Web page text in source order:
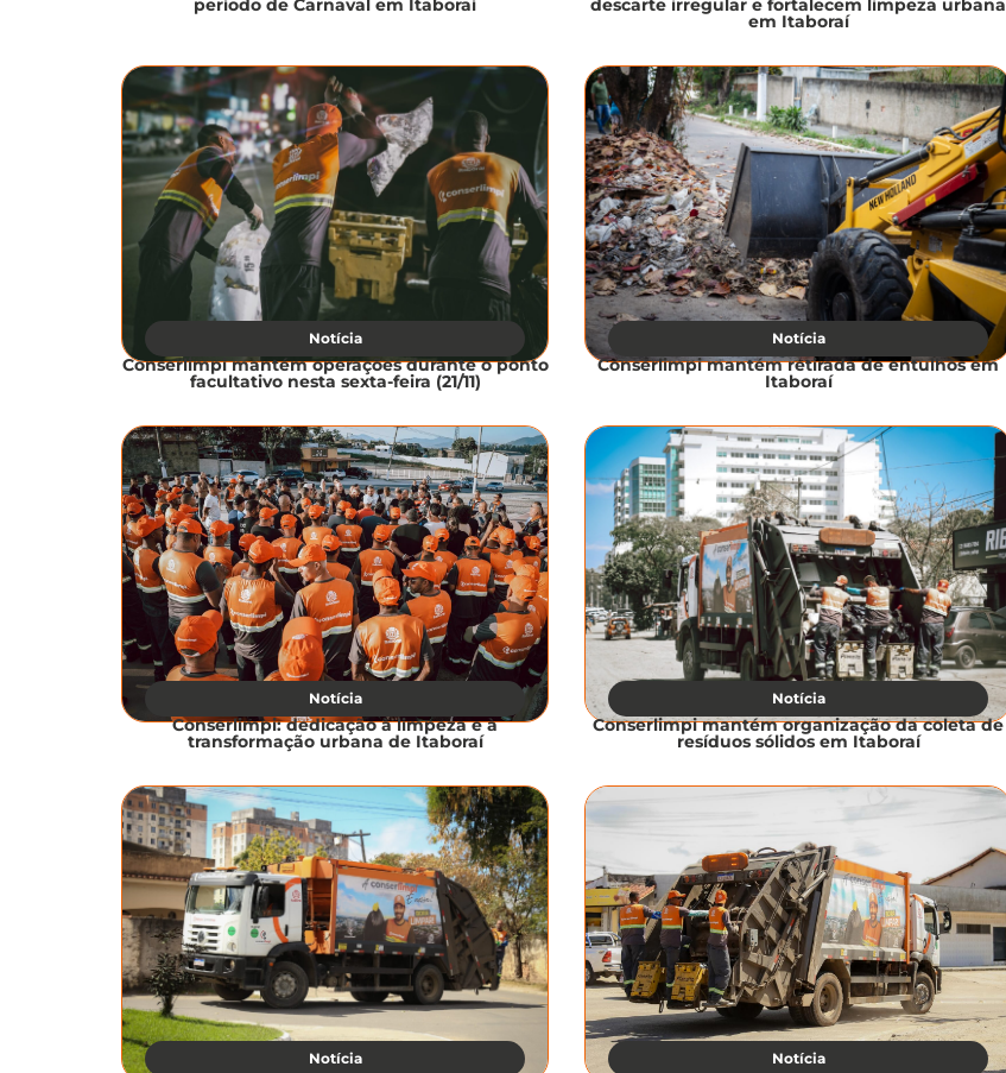
período de Carnaval em Itaboraí descarte irregular e fortalecem limpeza urbana
em Itaboraí
Notícia
Conserlimpi mantém operações durante o ponto
facultativo nesta sexta-feira (21/11)
Notícia
Conserlimpi mantém retirada de entulhos em
Itaboraí
Notícia
Conserlimpi: dedicação à limpeza e à
transformação urbana de Itaboraí
Notícia
Conserlimpi mantém organização da coleta de
resíduos sólidos em Itaboraí
Notícia Notícia